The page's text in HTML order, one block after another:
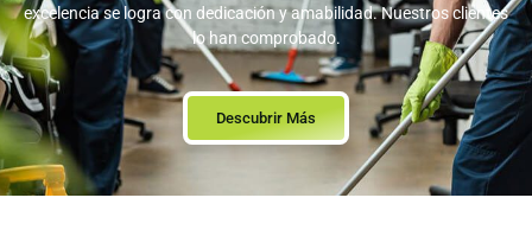
excelencia se logra con dedicación y amabilidad. Nuestros clientes
lo han comprobado.
Descubrir Más